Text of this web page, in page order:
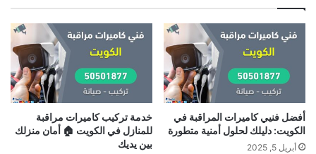
أفضل فنيي كاميرات المراقبة في
الكويت: دليلك لحلول أمنية متطورة
أبريل 5, 2025
خدمة تركيب كاميرات مراقبة
للمنازل في الكويت 🏠 أمان منزلك
بين يديك